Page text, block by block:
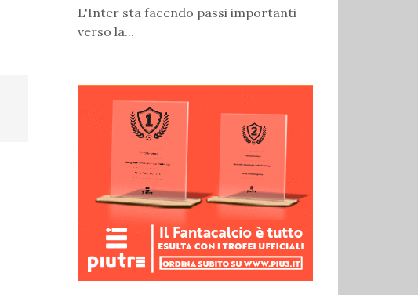
L'Inter sta facendo passi importanti
verso la...